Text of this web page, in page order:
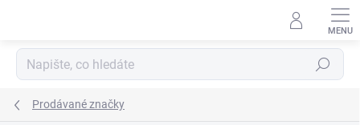
Hledat
Prodávané značky